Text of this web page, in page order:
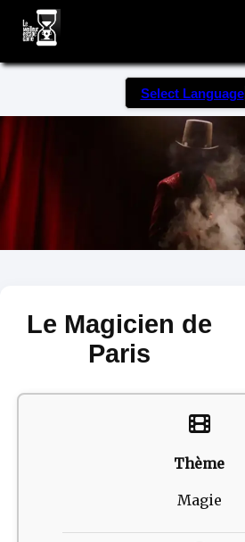
Select Language
Le Magicien de
Paris
Thème
Magie